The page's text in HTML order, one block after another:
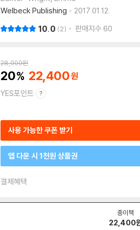
Welbeck Publishing
2017.01.12.
10.0 2 판매지수 60
28,000원
20 22,400
YES포인트
사용 가능한 쿠폰 받기
앱 다운 시 1천원 상품권
결제혜택
종이책
22,400